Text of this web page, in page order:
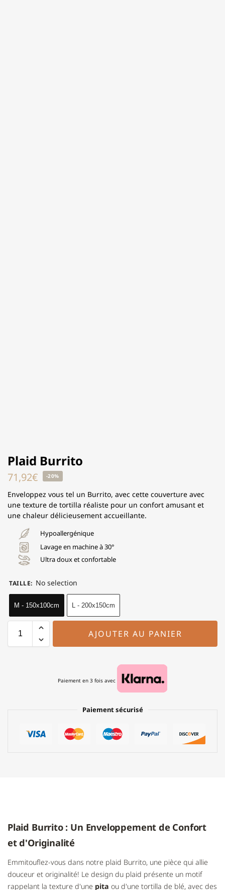
Plaid Burrito
71,92€ -20%
Enveloppez vous tel un Burrito, avec cette couverture avec
une texture de tortilla réaliste pour un confort amusant et
une chaleur délicieusement accueillante.
Hypoallergénique
Lavage en machine à 30°
Ultra doux et confortable
TAILLE: No selection
M - 150x100cm L - 200x150cm
AJOUTER AU PANIER
Paiement en 3 fois avec
Paiement sécurisé
Plaid Burrito : Un Enveloppement de Confort
et d'Originalité
Emmitouflez-vous dans notre plaid Burrito, une pièce qui allie
douceur et originalité! Le design du plaid présente un motif
rappelant la texture d'une pita ou d'une tortilla de blé, avec des